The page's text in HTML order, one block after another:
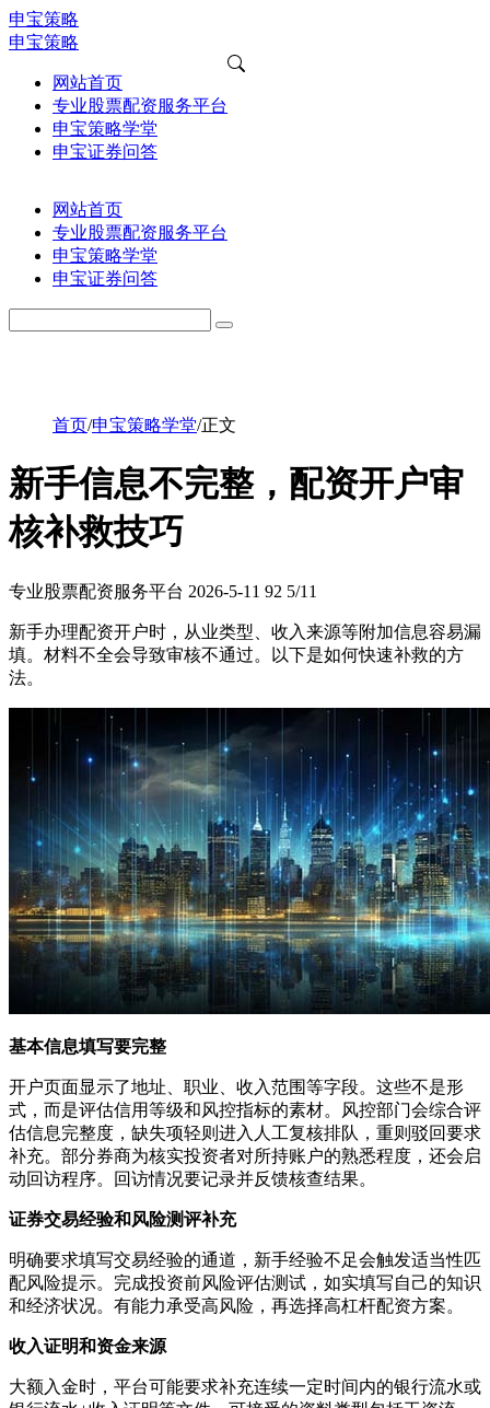
申宝策略
申宝策略
网站首页
专业股票配资服务平台
申宝策略学堂
申宝证券问答
网站首页
专业股票配资服务平台
申宝策略学堂
申宝证券问答
首页/申宝策略学堂/正文
新手信息不完整，配资开户审
核补救技巧
专业股票配资服务平台 2026-5-11 92 5/11
新手办理配资开户时，从业类型、收入来源等附加信息容易漏
填。材料不全会导致审核不通过。以下是如何快速补救的方
法。
基本信息填写要完整
开户页面显示了地址、职业、收入范围等字段。这些不是形
式，而是评估信用等级和风控指标的素材。风控部门会综合评
估信息完整度，缺失项轻则进入人工复核排队，重则驳回要求
补充。部分券商为核实投资者对所持账户的熟悉程度，还会启
动回访程序。回访情况要记录并反馈核查结果。
证券交易经验和风险测评补充
明确要求填写交易经验的通道，新手经验不足会触发适当性匹
配风险提示。完成投资前风险评估测试，如实填写自己的知识
和经济状况。有能力承受高风险，再选择高杠杆配资方案。
收入证明和资金来源
大额入金时，平台可能要求补充连续一定时间内的银行流水或